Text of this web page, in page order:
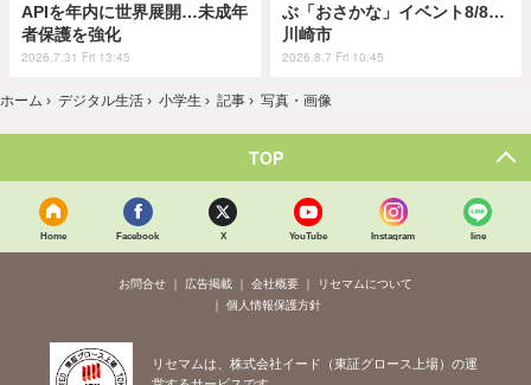
APIを年内に世界展開…未成年
者保護を強化
2026.7.31 Fri 13:45
ぶ「おさかな」イベント8/8…
川崎市
2026.8.7 Fri 10:45
ホーム › デジタル生活 › 小学生 › 記事 › 写真・画像
TOP
Home Facebook X YouTube Instagram line
お問合せ 広告掲載 会社概要
リセマムについて
個人情報保護方針
リセマムは、株式会社イード（東証グロース上場）の運